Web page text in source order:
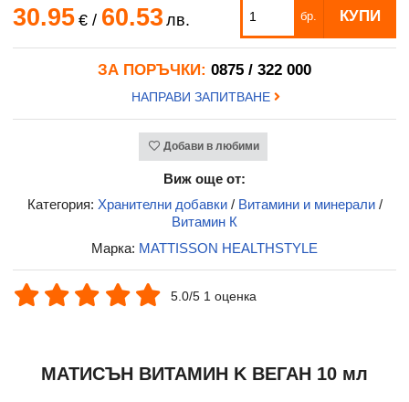
30.95 €/ 60.53 лв. бр. КУПИ
ЗА ПОРЪЧКИ: 0875 / 322 000
НАПРАВИ ЗАПИТВАНЕ
Добави в любими
Виж още от:
Категория: Хранителни добавки/ Витамини и минерали/
Витамин К
Марка: MATTISSON HEALTHSTYLE
5.0/5 1 оценка
МАТИСЪН ВИТАМИН K ВЕГАН 10 мл